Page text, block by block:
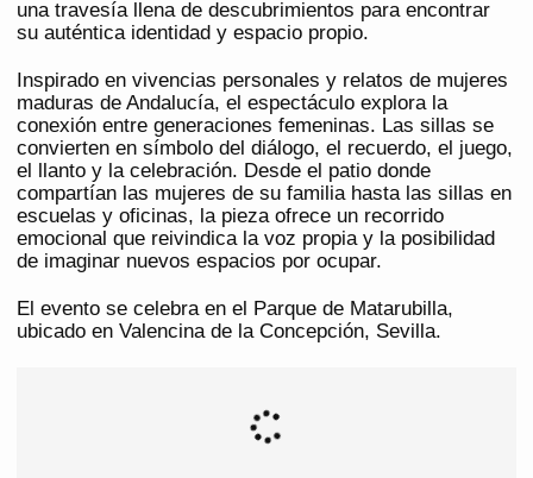
una travesía llena de descubrimientos para encontrar
su auténtica identidad y espacio propio.
Inspirado en vivencias personales y relatos de mujeres
maduras de Andalucía, el espectáculo explora la
conexión entre generaciones femeninas. Las sillas se
convierten en símbolo del diálogo, el recuerdo, el juego,
el llanto y la celebración. Desde el patio donde
compartían las mujeres de su familia hasta las sillas en
escuelas y oficinas, la pieza ofrece un recorrido
emocional que reivindica la voz propia y la posibilidad
de imaginar nuevos espacios por ocupar.
El evento se celebra en el Parque de Matarubilla,
ubicado en Valencina de la Concepción, Sevilla.